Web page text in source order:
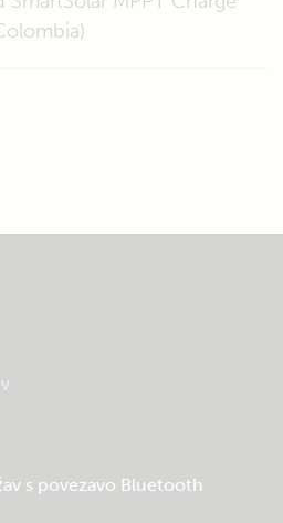
s povezavo Bluetooth